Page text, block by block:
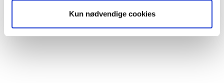
Kun nødvendige cookies